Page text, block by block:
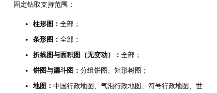
固定钻取支持范围：
柱形图： 全部；
条形图： 全部；
折线图与面积图（无变动）： 全部；
饼图与漏斗图： 分组饼图、矩形树图；
地图： 中国行政地图、气泡行政地图、符号行政地图、世